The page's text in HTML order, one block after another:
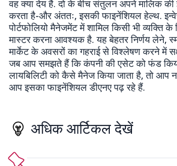
वह क्या देय है. दो के बीच संतुलन अपने मालिक की
करता है-और अंततः, इसकी फाइनेंशियल हेल्थ.
पोर्टफोलियो मैनेजमेंट में शामिल किसी भी व्यक्ति
मास्टर करना आवश्यक है. यह बेहतर निर्णय लेने,
मार्केट के अवसरों का गहराई से विश्लेषण करने में
जब आप समझते हैं कि कंपनी की एसेट को फंड
लायबिलिटी को कैसे मैनेज किया जाता है, तो आप
आप इसका फाइनेंशियल डीएनए पढ़ रहे हैं.
अधिक आर्टिकल देखें